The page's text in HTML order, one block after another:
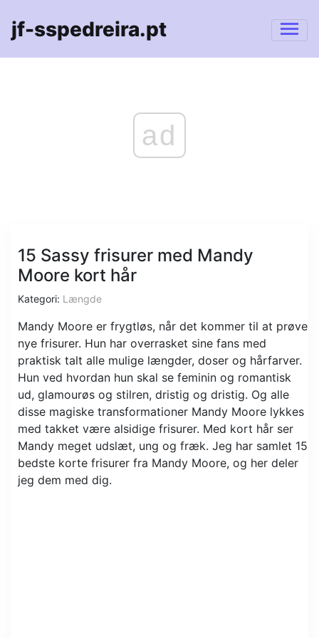
jf-sspedreira.pt
ad
15 Sassy frisurer med Mandy
Moore kort hår
Kategori: Længde
Mandy Moore er frygtløs, når det kommer til at prøve
nye frisurer. Hun har overrasket sine fans med
praktisk talt alle mulige længder, doser og hårfarver.
Hun ved hvordan hun skal se feminin og romantisk
ud, glamourøs og stilren, dristig og dristig. Og alle
disse magiske transformationer Mandy Moore lykkes
med takket være alsidige frisurer. Med kort hår ser
Mandy meget udslæt, ung og fræk. Jeg har samlet 15
bedste korte frisurer fra Mandy Moore, og her deler
jeg dem med dig.